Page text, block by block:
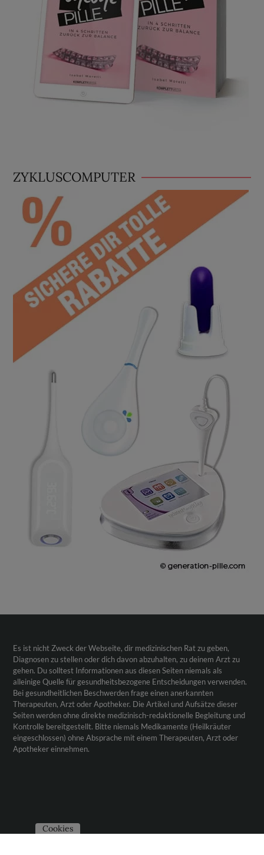
ZYKLUSCOMPUTER
Es ist nicht Zweck der Webseite, dir medizinischen Rat zu geben,
Diagnosen zu stellen oder dich davon abzuhalten, zu deinem Arzt zu
gehen. Du solltest Informationen aus diesen Seiten niemals als
alleinige Quelle für gesundheitsbezogene Entscheidungen verwenden.
Bei gesundheitlichen Beschwerden frage einen anerkannten
Therapeuten, Arzt oder Apotheker. Die Artikel und Aufsätze dieser
Seiten werden ohne direkte medizinisch-redaktionelle Begleitung und
Kontrolle bereitgestellt. Bitte niemals Medikamente (Heilkräuter
eingeschlossen) ohne Absprache mit einem Therapeuten, Arzt oder
Apotheker einnehmen.
Cookies